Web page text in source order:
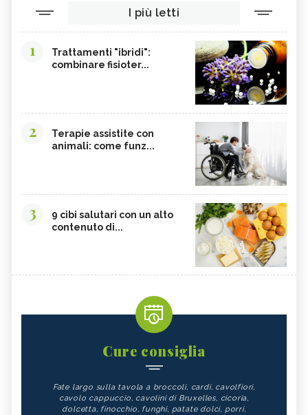
I più letti
1
Trattamenti "ibridi":
combinare fisioter...
2
Terapie assistite con
animali: come funz...
3
9 cibi salutari con un alto
contenuto di...
Cure consiglia
Fate largo sulla tavola a broccoli, cardi, cavolfiori,
cavolo cappuccio, cavolini di Bruxelles, cicoria,
dolcetta, finocchio, funghi, patate dolci, porri,